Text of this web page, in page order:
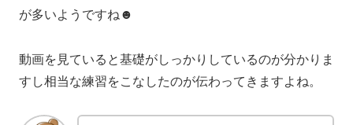
が多いようですね☻
動画を見ていると基礎がしっかりしているのが分かりま
すし相当な練習をこなしたのが伝わってきますよね。